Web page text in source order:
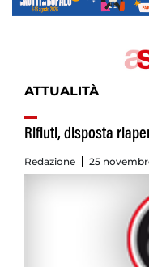
ATTUALITÀ
Rifiuti, disposta
Redazione 25